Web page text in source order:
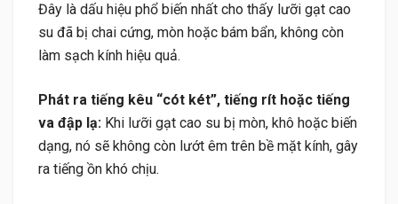
Đây là dấu hiệu phổ biến nhất cho thấy lưỡi gạt cao
su đã bị chai cứng, mòn hoặc bám bẩn, không còn
làm sạch kính hiệu quả.
Phát ra tiếng kêu “cót két”, tiếng rít hoặc tiếng
va đập lạ: Khi lưỡi gạt cao su bị mòn, khô hoặc biến
dạng, nó sẽ không còn lướt êm trên bề mặt kính, gây
ra tiếng ồn khó chịu.